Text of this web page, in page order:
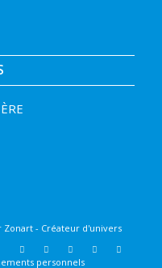
Zonart - Créateur d'univers
personnels